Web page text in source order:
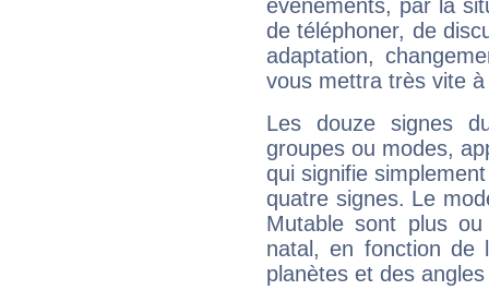
évènements, par la
de téléphoner, de
adaptation,
vous mettra très vite
Les douze signes
groupes ou modes,
qui signifie
quatre signes. Le
Mutable sont plus
natal, en fonction de
planètes et des